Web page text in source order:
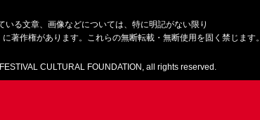
いる文章、画像などについては、特に明記がない限り
著作権があります。これらの無断転載・無断使用を固く禁じます。
CULTURAL FOUNDATION, all rights reserved.